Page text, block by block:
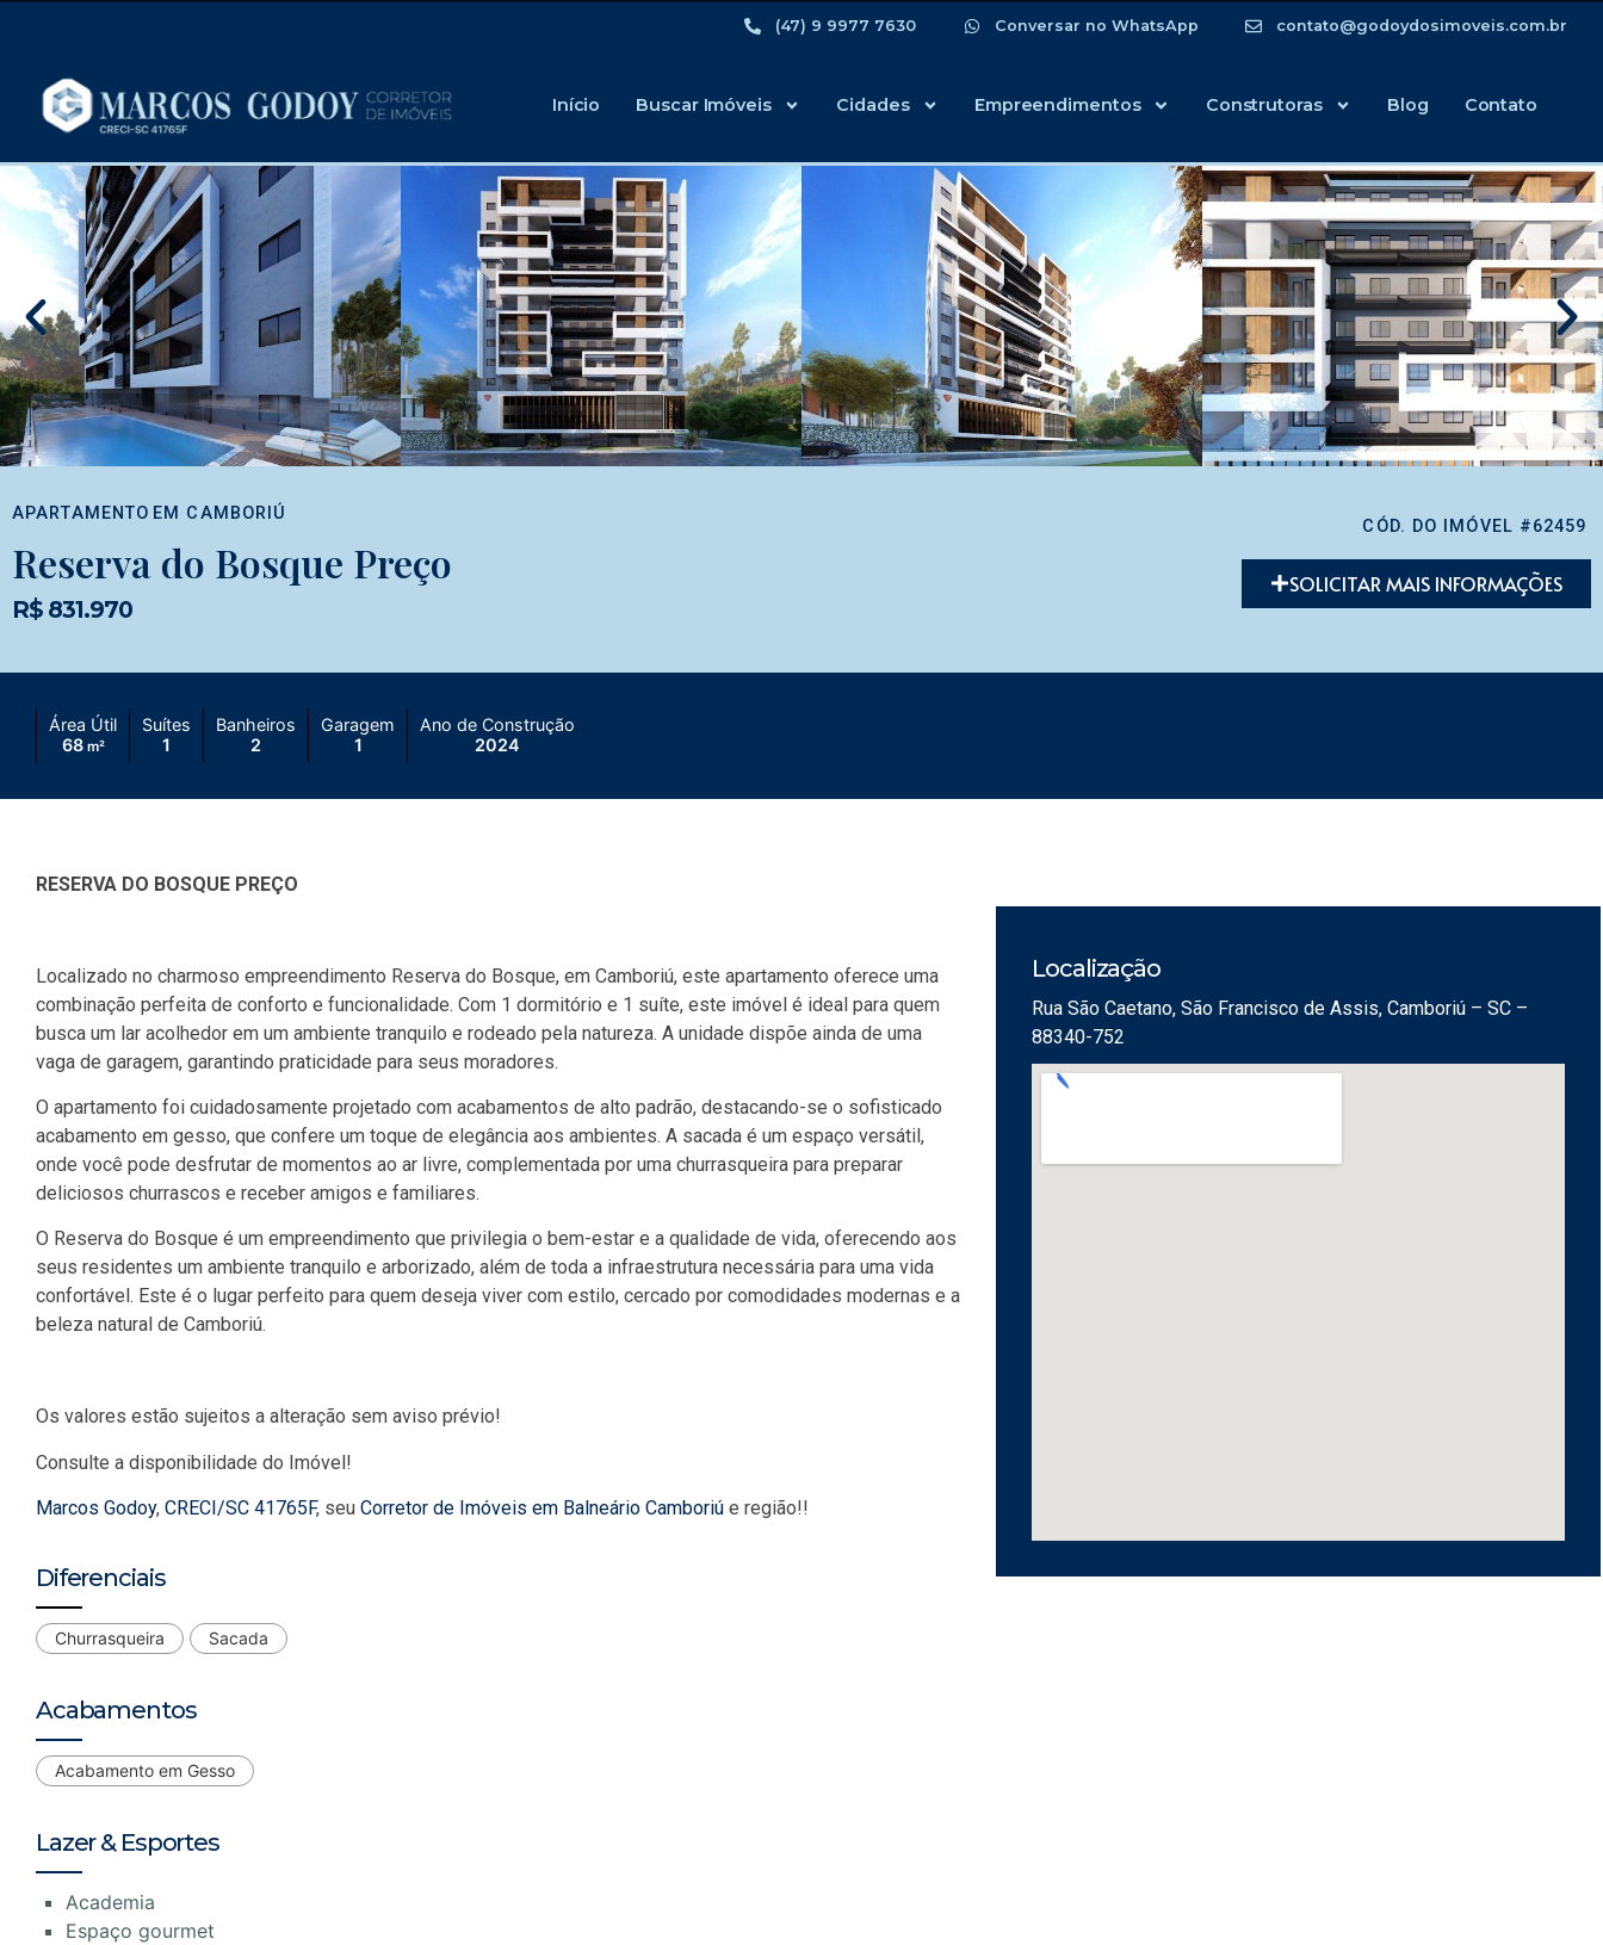
(47) 9 9977 7630 Conversar no WhatsApp contato@godoydosimoveis.com.br
Início Buscar Imóveis Cidades Empreendimentos Construtoras Blog Contato
APARTAMENTO EM CAMBORIÚ
Reserva do Bosque Preço
R$ 831.970
CÓD. DO IMÓVEL #62459
SOLICITAR MAIS INFORMAÇÕES
Área Útil
68m²
Suítes
1
Banheiros
2
Garagem
1
Ano de Construção
2024
RESERVA DO BOSQUE PREÇO
Localizado no charmoso empreendimento Reserva do Bosque, em Camboriú, este apartamento oferece uma
combinação perfeita de conforto e funcionalidade. Com 1 dormitório e 1 suíte, este imóvel é ideal para quem
busca um lar acolhedor em um ambiente tranquilo e rodeado pela natureza. A unidade dispõe ainda de uma
vaga de garagem, garantindo praticidade para seus moradores.
O apartamento foi cuidadosamente projetado com acabamentos de alto padrão, destacando-se o sofisticado
acabamento em gesso, que confere um toque de elegância aos ambientes. A sacada é um espaço versátil,
onde você pode desfrutar de momentos ao ar livre, complementada por uma churrasqueira para preparar
deliciosos churrascos e receber amigos e familiares.
O Reserva do Bosque é um empreendimento que privilegia o bem-estar e a qualidade de vida, oferecendo aos
seus residentes um ambiente tranquilo e arborizado, além de toda a infraestrutura necessária para uma vida
confortável. Este é o lugar perfeito para quem deseja viver com estilo, cercado por comodidades modernas e a
beleza natural de Camboriú.
Os valores estão sujeitos a alteração sem aviso prévio!
Consulte a disponibilidade do Imóvel!
Marcos Godoy, CRECI/SC 41765F, seu Corretor de Imóveis em Balneário Camboriú e região!!
Diferenciais
Churrasqueira Sacada
Acabamentos
Acabamento em Gesso
Lazer & Esportes
Academia
Espaço gourmet
Localização
Rua São Caetano, São Francisco de Assis, Camboriú – SC –
88340-752